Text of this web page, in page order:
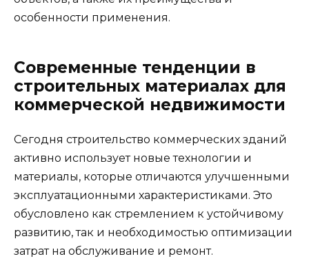
особенности применения.
Современные тенденции в
строительных материалах для
коммерческой недвижимости
Сегодня строительство коммерческих зданий
активно использует новые технологии и
материалы, которые отличаются улучшенными
эксплуатационными характеристиками. Это
обусловлено как стремлением к устойчивому
развитию, так и необходимостью оптимизации
затрат на обслуживание и ремонт.